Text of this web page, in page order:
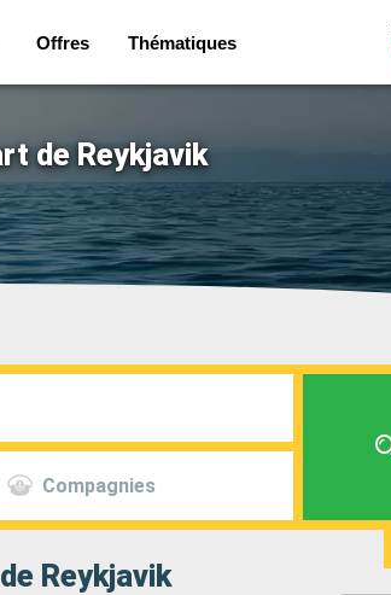
Offres Thématiques
de Reykjavik
Compagnies
Reykjavik